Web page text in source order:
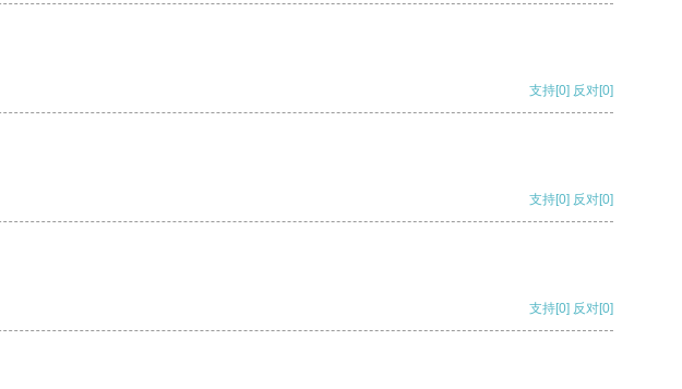
支持[0] 反对[0]
支持[0] 反对[0]
支持[0] 反对[0]